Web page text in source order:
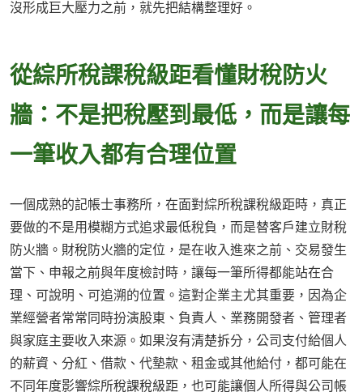
沒形成巨大壓力之前，就先把結構整理好。
從綜所稅課稅級距看懂財稅防火
牆：不是把稅壓到最低，而是讓每
一筆收入都有合理位置
一個成熟的記帳士事務所，在面對綜所稅課稅級距時，真正
要做的不是用模糊方式追求最低稅負，而是替客戶建立財稅
防火牆。財稅防火牆的定位，是在收入進來之前、交易發生
當下、申報之前與年度檢討時，讓每一筆所得都能站在合
理、可說明、可追溯的位置。這對企業主尤其重要，因為企
業經營者常常同時扮演股東、負責人、業務開發者、管理者
與家庭主要收入來源。如果沒有清楚拆分，公司支付給個人
的薪資、分紅、借款、代墊款、租金或其他給付，都可能在
不同年度影響綜所稅課稅級距，也可能讓個人所得與公司帳